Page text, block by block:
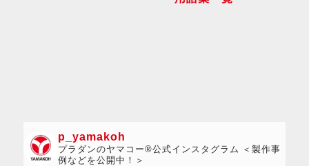
p_yamakoh
プラダンのヤマコー®公式インスタグラム ＜製作事
例などを公開中！＞